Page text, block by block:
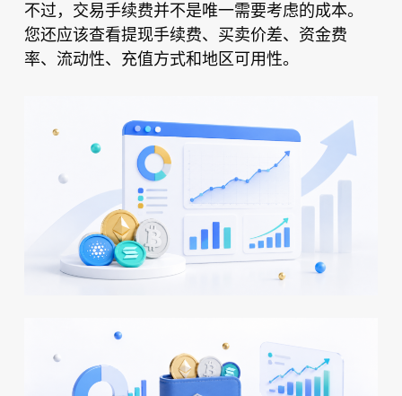
不过，交易手续费并不是唯一需要考虑的成本。
您还应该查看提现手续费、买卖价差、资金费
率、流动性、充值方式和地区可用性。